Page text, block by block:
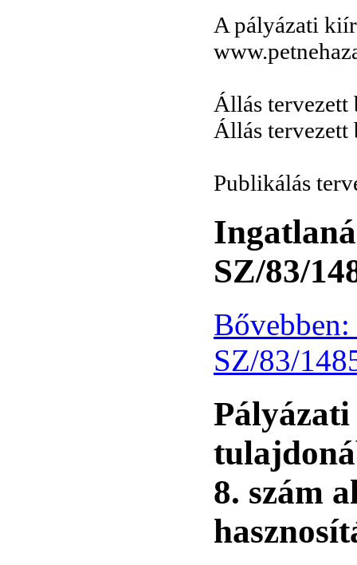
A pályázati
Állás tervezett
Állás tervezett
Publikálás
SZ/83/
SZ/83/
8. szám